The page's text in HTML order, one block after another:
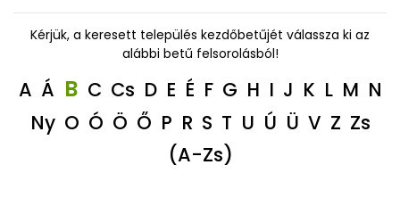
Kérjük, a keresett település kezdőbetűjét válassza ki az
alábbi betű felsorolásból!
A Á B C Cs D E É F G H I J K L M N
Ny O Ó Ö Ő P R S T U Ú Ü V Z Zs
(A-Zs)